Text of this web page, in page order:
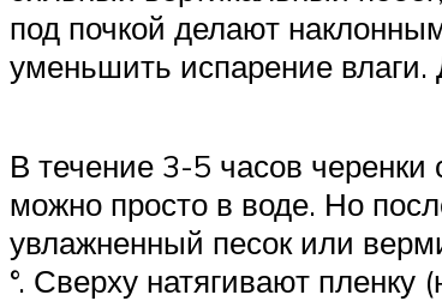
под почкой делают
уменьшить испарение
В течение 3-5 часов
можно просто в воде. Но
увлажненный песок или
°. Сверху натягивают пленку